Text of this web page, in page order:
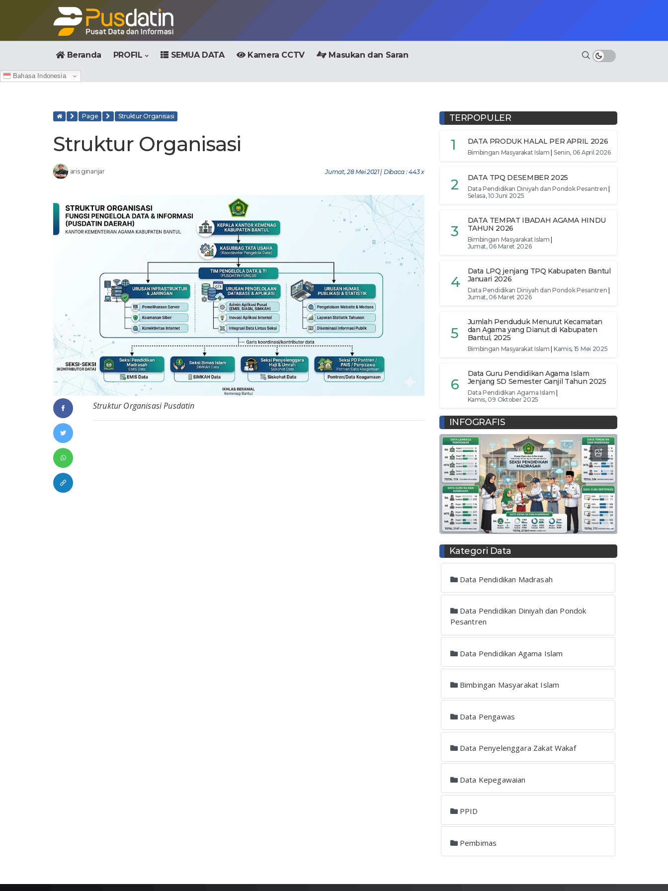
Beranda PROFIL SEMUA DATA Kamera CCTV Masukan dan Saran
Bahasa Indonesia
Page Struktur Organisasi
Struktur Organisasi
aris ginanjar Jumat, 28 Mei 2021 | Dibaca : 443 x
Struktur Organisasi Pusdatin
TERPOPULER
1 DATA PRODUK HALAL PER APRIL 2026
Bimbingan Masyarakat Islam Senin, 06 April 2026
2 DATA TPQ DESEMBER 2025
Data Pendidikan Diniyah dan Pondok Pesantren
Selasa, 10 Juni 2025
3
DATA TEMPAT IBADAH AGAMA HINDU
TAHUN 2026
Bimbingan Masyarakat Islam
Jumat, 06 Maret 2026
4
Data LPQ jenjang TPQ Kabupaten Bantul
Januari 2026
Data Pendidikan Diniyah dan Pondok Pesantren
Jumat, 06 Maret 2026
5
Jumlah Penduduk Menurut Kecamatan
dan Agama yang Dianut di Kabupaten
Bantul, 2025
Bimbingan Masyarakat Islam Kamis, 15 Mei 2025
6
Data Guru Pendidikan Agama Islam
Jenjang SD Semester Ganjil Tahun 2025
Data Pendidikan Agama Islam
Kamis, 09 Oktober 2025
INFOGRAFIS
Kategori Data
Data Pendidikan Madrasah
Data Pendidikan Diniyah dan Pondok
Pesantren
Data Pendidikan Agama Islam
Bimbingan Masyarakat Islam
Data Pengawas
Data Penyelenggara Zakat Wakaf
Data Kepegawaian
PPID
Pembimas